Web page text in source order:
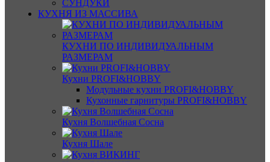
СУНДУКИ
КУХНЯ ИЗ МАССИВА
КУХНИ ПО ИНДИВИДУАЛЬНЫМ
РАЗМЕРАМ
Кухни PROFI&HOBBY
Модульные кухни PROFI&HOBBY
Кухонные гарнитуры PROFI&HOBBY
Кухня Волшебная Сосна
Кухня Шале